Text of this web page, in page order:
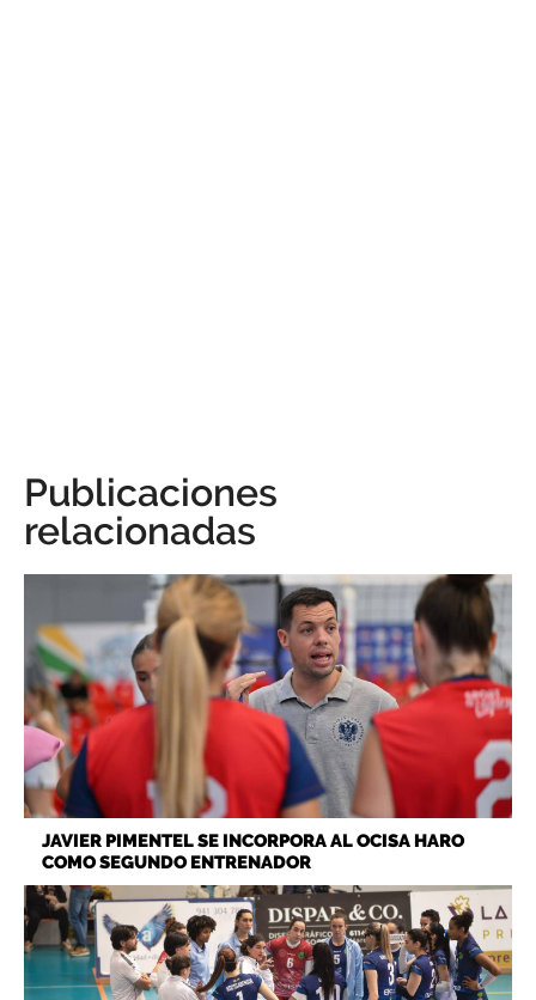
Publicaciones
relacionadas
JAVIER PIMENTEL SE INCORPORA AL OCISA HARO
COMO SEGUNDO ENTRENADOR